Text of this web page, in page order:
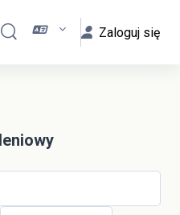
Przełącznik wyszukiwarki
Zaloguj się